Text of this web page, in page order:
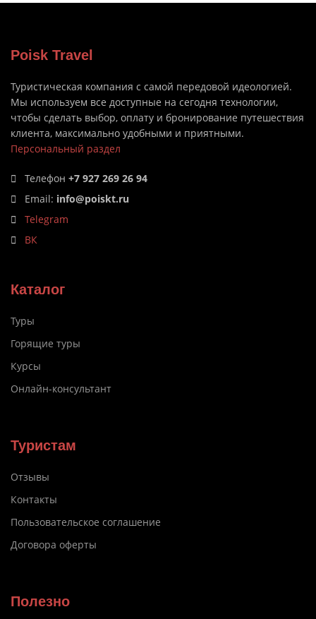
Poisk Travel
Туристическая компания с самой передовой идеологией.
Мы используем все доступные на сегодня технологии,
чтобы сделать выбор, оплату и бронирование путешествия
клиента, максимально удобными и приятными.
Персональный раздел
Телефон +7 927 269 26 94
Email: info@poiskt.ru
Telegram
ВК
Каталог
Туры
Горящие туры
Курсы
Онлайн-консультант
Туристам
Отзывы
Контакты
Пользовательское соглашение
Договора оферты
Полезно